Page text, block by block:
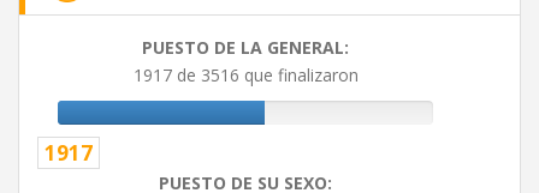
PUESTO DE LA GENERAL:
1917 de 3516 que finalizaron
1917
PUESTO DE SU SEXO: